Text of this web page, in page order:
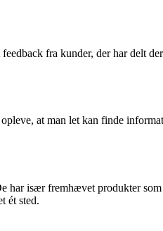
fra kunder, der har delt
at man let kan finde
især fremhævet produkter
ét sted.